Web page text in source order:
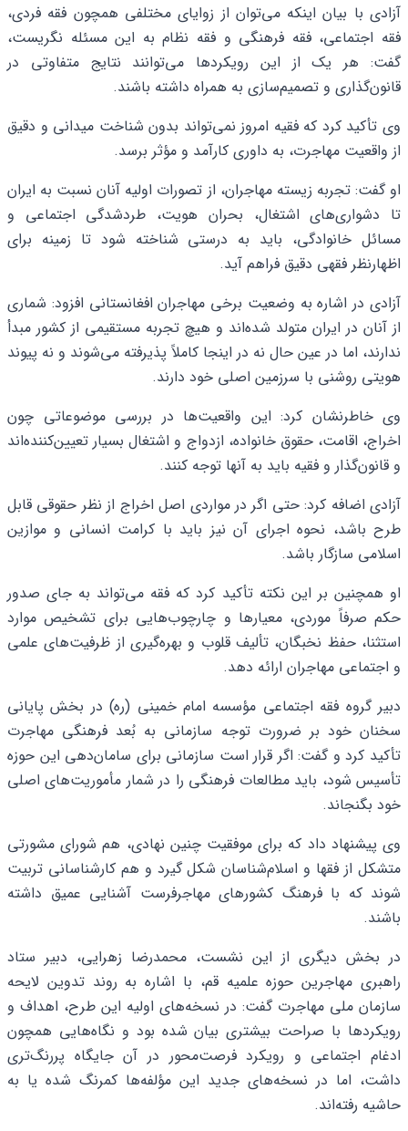
آزادی با بیان اینکه می‌توان از زوایای مختلفی همچون فقه فردی،
فقه اجتماعی، فقه فرهنگی و فقه نظام به این مسئله نگریست،
گفت: هر یک از این رویکردها می‌توانند نتایج متفاوتی در
قانون‌گذاری و تصمیم‌سازی به همراه داشته باشند.
وی تأکید کرد که فقیه امروز نمی‌تواند بدون شناخت میدانی و دقیق
از واقعیت مهاجرت، به داوری کارآمد و مؤثر برسد.
او گفت: تجربه زیسته مهاجران، از تصورات اولیه آنان نسبت به ایران
تا دشواری‌های اشتغال، بحران هویت، طردشدگی اجتماعی و
مسائل خانوادگی، باید به‌ درستی شناخته شود تا زمینه برای
اظهارنظر فقهی دقیق فراهم آید.
آزادی در اشاره به وضعیت برخی مهاجران افغانستانی افزود: شماری
از آنان در ایران متولد شده‌اند و هیچ تجربه مستقیمی از کشور مبدأ
ندارند، اما در عین حال نه در اینجا کاملاً پذیرفته می‌شوند و نه پیوند
هویتی روشنی با سرزمین اصلی خود دارند.
وی خاطرنشان کرد: این واقعیت‌ها در بررسی موضوعاتی چون
اخراج، اقامت، حقوق خانواده، ازدواج و اشتغال بسیار تعیین‌کننده‌اند
و قانون‌گذار و فقیه باید به آنها توجه کنند.
آزادی اضافه کرد: حتی اگر در مواردی اصل اخراج از نظر حقوقی قابل
طرح باشد، نحوه اجرای آن نیز باید با کرامت انسانی و موازین
اسلامی سازگار باشد.
او همچنین بر این نکته تأکید کرد که فقه می‌تواند به‌ جای صدور
حکم صرفاً موردی، معیارها و چارچوب‌هایی برای تشخیص موارد
استثنا، حفظ نخبگان، تألیف قلوب و بهره‌گیری از ظرفیت‌های علمی
و اجتماعی مهاجران ارائه دهد.
دبیر گروه فقه اجتماعی مؤسسه امام خمینی (ره) در بخش پایانی
سخنان خود بر ضرورت توجه سازمانی به بُعد فرهنگی مهاجرت
تأکید کرد و گفت: اگر قرار است سازمانی برای سامان‌دهی این حوزه
تأسیس شود، باید مطالعات فرهنگی را در شمار مأموریت‌های اصلی
خود بگنجاند.
وی پیشنهاد داد که برای موفقیت چنین نهادی، هم شورای مشورتی
متشکل از فقها و اسلام‌شناسان شکل گیرد و هم کارشناسانی تربیت
شوند که با فرهنگ کشورهای مهاجرفرست آشنایی عمیق داشته
باشند.
در بخش دیگری از این نشست، محمدرضا زهرایی، دبیر ستاد
راهبری مهاجرین حوزه علمیه قم، با اشاره به روند تدوین لایحه
سازمان ملی مهاجرت گفت: در نسخه‌های اولیه این طرح، اهداف و
رویکردها با صراحت بیشتری بیان شده بود و نگاه‌هایی همچون
ادغام اجتماعی و رویکرد فرصت‌محور در آن جایگاه پررنگ‌تری
داشت، اما در نسخه‌های جدید این مؤلفه‌ها کمرنگ شده یا به
حاشیه رفته‌اند.